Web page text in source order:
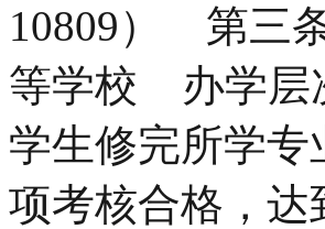
10809） 第三
等学校 办学层
学生修完所学
项考核合格，